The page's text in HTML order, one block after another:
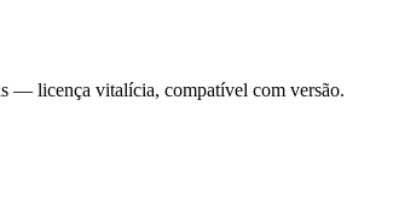
— licença vitalícia, compatível com versão.